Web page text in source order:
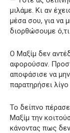
μιλάμε. Κι αν
μέσα σου, για να
διορθώσουμε
Ο Μαξίμ δεν
αφορούσαν.
αποφάσισε να
παρατηρήσει λίγο
Το δείπνο
Μαξίμ την
κάνοντας πως